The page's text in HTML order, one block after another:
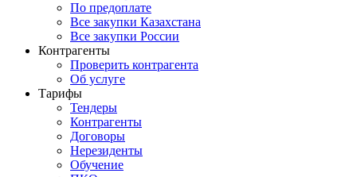
По предоплате
Все закупки Казахстана
Все закупки России
Контрагенты
Проверить контрагента
Об услуге
Тарифы
Тендеры
Контрагенты
Договоры
Нерезиденты
Обучение